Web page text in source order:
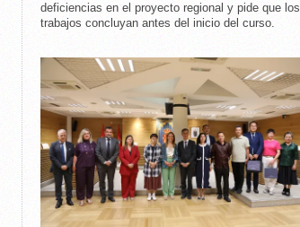
deficiencias en el proyecto regional y pide que los
trabajos concluyan antes del inicio del curso.